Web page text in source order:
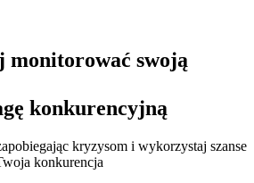
monitorować swoją
konkurencyjną
kryzysom i wykorzystaj szanse
konkurencja